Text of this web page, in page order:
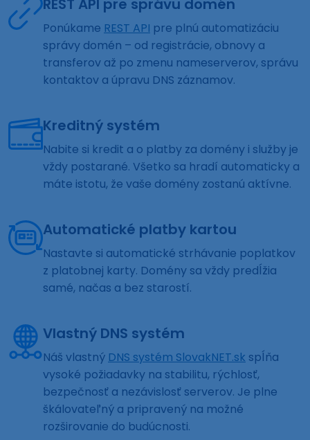
REST API pre správu domén
Ponúkame REST API pre plnú automatizáciu
správy domén – od registrácie, obnovy a
transferov až po zmenu nameserverov, správu
kontaktov a úpravu DNS záznamov.
Kreditný systém
Nabite si kredit a o platby za domény i služby je
vždy postarané. Všetko sa hradí automaticky a
máte istotu, že vaše domény zostanú aktívne.
Automatické platby kartou
Nastavte si automatické strhávanie poplatkov
z platobnej karty. Domény sa vždy predĺžia
samé, načas a bez starostí.
Vlastný DNS systém
Náš vlastný DNS systém SlovakNET.sk spĺňa
vysoké požiadavky na stabilitu, rýchlosť,
bezpečnosť a nezávislosť serverov. Je plne
škálovateľný a pripravený na možné
rozširovanie do budúcnosti.